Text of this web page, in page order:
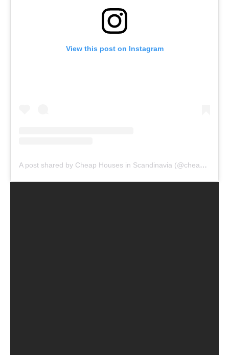
View this post on Instagram
A post shared by Cheap Houses in Scandinavia (@cheap.houses.scandinavia)